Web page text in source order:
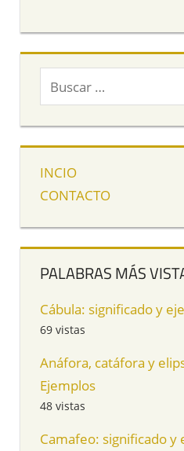
INCIO
CONTACTO
PALABRAS MÁS
Cábula: significado y
69 vistas
Anáfora, catáfora y
Ejemplos
48 vistas
Camafeo: significado y